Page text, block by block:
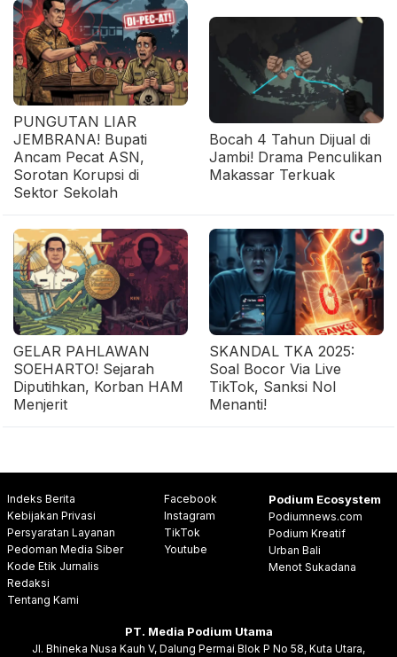
PUNGUTAN LIAR
JEMBRANA! Bupati
Ancam Pecat ASN,
Sorotan Korupsi di
Sektor Sekolah
Bocah 4 Tahun Dijual di
Jambi! Drama Penculikan
Makassar Terkuak
GELAR PAHLAWAN
SOEHARTO! Sejarah
Diputihkan, Korban HAM
Menjerit
SKANDAL TKA 2025:
Soal Bocor Via Live
TikTok, Sanksi Nol
Menanti!
Indeks Berita
Kebijakan Privasi
Persyaratan Layanan
Pedoman Media Siber
Kode Etik Jurnalis
Redaksi
Tentang Kami
Facebook
Instagram
TikTok
Youtube
Podium Ecosystem
Podiumnews.com
Podium Kreatif
Urban Bali
Menot Sukadana
PT. Media Podium Utama
Jl. Bhineka Nusa Kauh V, Dalung Permai Blok P No 58, Kuta Utara,